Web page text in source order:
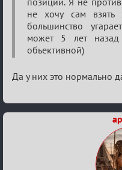
не хочу сам взять
большинство
может 5 лет
обьективной)
Да у них это нормально